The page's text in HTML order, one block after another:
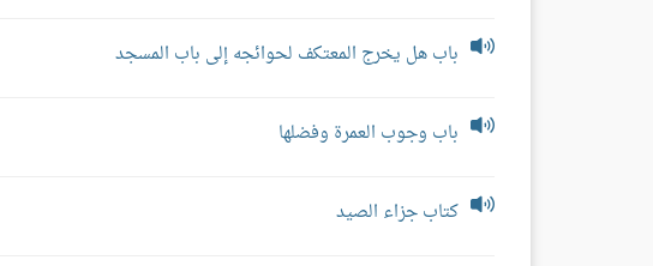
باب هل يخرج المعتكف لحوائجه إلى باب المسجد
باب وجوب العمرة وفضلها
كتاب جزاء الصيد